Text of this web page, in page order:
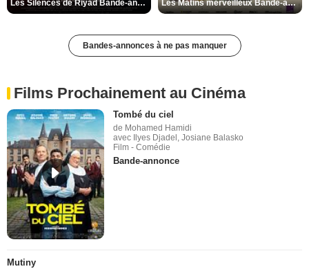
Les Silences de Riyad Bande-annonce VO STFR Les Matins merveilleux Bande-annonce VF
Bandes-annonces à ne pas manquer
Films Prochainement au Cinéma
Tombé du ciel
de Mohamed Hamidi
avec Ilyes Djadel, Josiane Balasko
Film - Comédie
Bande-annonce
Mutiny